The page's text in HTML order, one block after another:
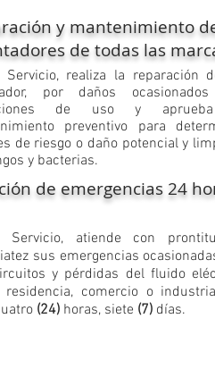
y mantenimiento
de todas las
Servicio, realiza la reparación
por daños
de uso y
preventivo para
de riesgo o daño potencial y
y bacterias.
de emergencias 24
Servicio, atiende con
sus emergencias
y pérdidas del fluido
comercio o
(24) horas, siete (7) días.